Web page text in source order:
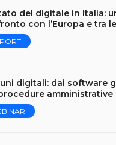
del digitale in Italia:
con l’Europa e tra
digitali: dai software
amministrative